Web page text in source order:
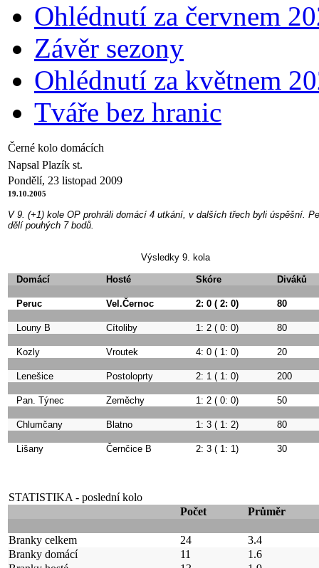
Ohlédnutí za červnem
Závěr sezony
Ohlédnutí za květnem
Tváře bez hranic
Černé kolo domácích
Napsal Plazík st.
Pondělí, 23 listopad 2009
19.10.2005
V 9. (+1) kole OP prohráli domácí 4 utkání, v dalších třech byli úspěšní.
dělí pouhých 7 bodů.
Výsledky 9. kola
Domácí Hosté Skóre Diváků
Peruc Vel.Černoc 2: 0 ( 2: 0) 80
Louny B Cítoliby 1: 2 ( 0: 0) 80
Kozly Vroutek 4: 0 ( 1: 0) 20
Lenešice Postoloprty 2: 1 ( 1: 0) 200
Pan. Týnec Zeměchy 1: 2 ( 0: 0) 50
Chlumčany Blatno 1: 3 ( 1: 2) 80
Lišany Černčice B 2: 3 ( 1: 1) 30
STATISTIKA - poslední kolo
Počet
Průměr
Branky celkem 24
3.4
Branky domácí
11
1.6